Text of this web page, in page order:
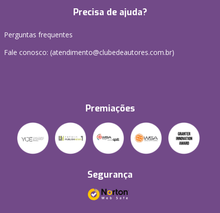
Precisa de ajuda?
Perguntas frequentes
Fale conosco: (atendimento@clubedeautores.com.br)
Premiações
Segurança